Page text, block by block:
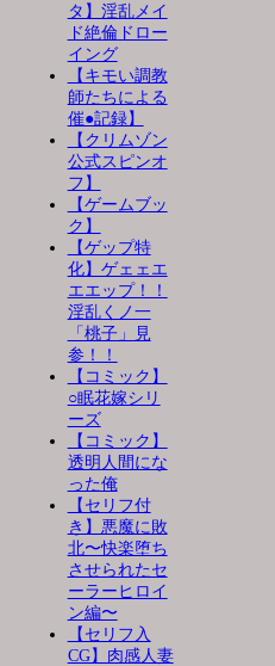
タ】淫乱メイ
ド絶倫ドロー
イング
【キモい調教
師たちによる
催●記録】
【クリムゾン
公式スピンオ
フ】
【ゲームブッ
ク】
【ゲップ特
化】ゲェェエ
エエップ！！
淫乱くノ一
「桃子」見
参！！
【コミック】
○眠花嫁シリ
ーズ
【コミック】
透明人間にな
った俺
【セリフ付
き】悪魔に敗
北〜快楽堕ち
させられたセ
ーラーヒロイ
ン編〜
【セリフ入
CG】肉感人妻